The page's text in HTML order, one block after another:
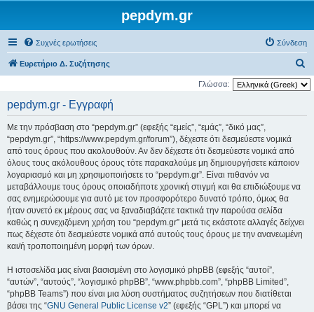
pepdym.gr
Συχνές ερωτήσεις Σύνδεση
Ευρετήριο Δ. Συζήτησης
ν
Γλώσσα:
pepdym.gr - Εγγραφή
Με την πρόσβαση στο “pepdym.gr” (εφεξής “εμείς”, “εμάς”, “δικό μας”,
“pepdym.gr”, “https://www.pepdym.gr/forum”), δέχεστε ότι δεσμεύεστε νομικά
από τους όρους που ακολουθούν. Αν δεν δέχεστε ότι δεσμεύεστε νομικά από
όλους τους ακόλουθους όρους τότε παρακαλούμε μη δημιουργήσετε κάποιον
λογαριασμό και μη χρησιμοποιήσετε το “pepdym.gr”. Είναι πιθανόν να
μεταβάλλουμε τους όρους οποιαδήποτε χρονική στιγμή και θα επιδιώξουμε να
σας ενημερώσουμε για αυτό με τον προσφορότερο δυνατό τρόπο, όμως θα
ήταν συνετό εκ μέρους σας να ξαναδιαβάζετε τακτικά την παρούσα σελίδα
καθώς η συνεχιζόμενη χρήση του “pepdym.gr” μετά τις εκάστοτε αλλαγές δείχνει
πως δέχεστε ότι δεσμεύεστε νομικά από αυτούς τους όρους με την ανανεωμένη
και/ή τροποποιημένη μορφή των όρων.
Η ιστοσελίδα μας είναι βασισμένη στο λογισμικό phpBB (εφεξής “αυτοί”,
“αυτών”, “αυτούς”, “λογισμικό phpBB”, “www.phpbb.com”, “phpBB Limited”,
“phpBB Teams”) που είναι μια λύση συστήματος συζητήσεων που διατίθεται
βάσει της “GNU General Public License v2” (εφεξής “GPL”) και μπορεί να